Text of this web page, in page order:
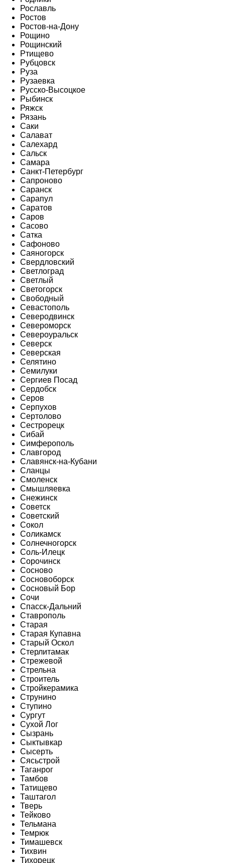
Рославль
Ростов
Ростов-на-Дону
Рощино
Рощинский
Ртищево
Рубцовск
Руза
Рузаевка
Русско-Высоцкое
Рыбинск
Ряжск
Рязань
Саки
Салават
Салехард
Сальск
Самара
Санкт-Петербург
Сапроново
Саранск
Сарапул
Саратов
Саров
Сасово
Сатка
Сафоново
Саяногорск
Свердловский
Светлоград
Светлый
Светогорск
Свободный
Севастополь
Северодвинск
Североморск
Североуральск
Северск
Северская
Селятино
Семилуки
Сергиев Посад
Сердобск
Серов
Серпухов
Сертолово
Сестрорецк
Сибай
Симферополь
Славгород
Славянск-на-Кубани
Сланцы
Смоленск
Смышляевка
Снежинск
Советск
Советский
Сокол
Соликамск
Солнечногорск
Соль-Илецк
Сорочинск
Сосново
Сосновоборск
Сосновый Бор
Сочи
Спасск-Дальний
Ставрополь
Старая
Старая Купавна
Старый Оскол
Стерлитамак
Стрежевой
Стрельна
Строитель
Стройкерамика
Струнино
Ступино
Сургут
Сухой Лог
Сызрань
Сыктывкар
Сысерть
Сясьстрой
Таганрог
Тамбов
Татищево
Таштагол
Тверь
Тейково
Тельмана
Темрюк
Тимашевск
Тихвин
Тихорецк